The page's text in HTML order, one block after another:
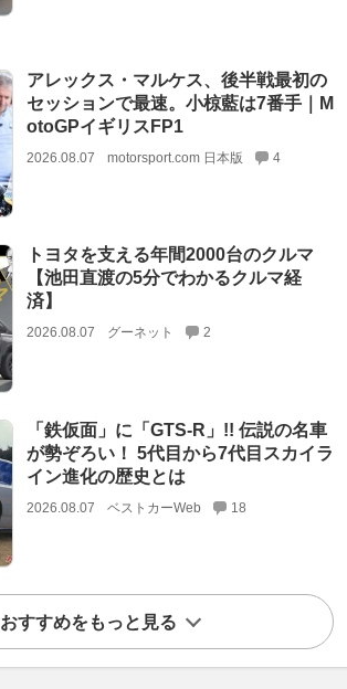
アレックス・マルケス、後半戦最初の
セッションで最速。小椋藍は7番手｜M
otoGPイギリスFP1
2026.08.07 motorsport.com 日本版 4
トヨタを支える年間2000台のクルマ
【池田直渡の5分でわかるクルマ経
済】
2026.08.07 グーネット 2
「鉄仮面」に「GTS-R」!! 伝説の名車
が勢ぞろい！ 5代目から7代目スカイラ
イン進化の歴史とは
2026.08.07 ベストカーWeb 18
おすすめをもっと見る